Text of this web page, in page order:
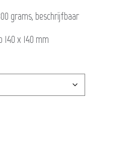
grams, beschrijfbaar
x 140 mm